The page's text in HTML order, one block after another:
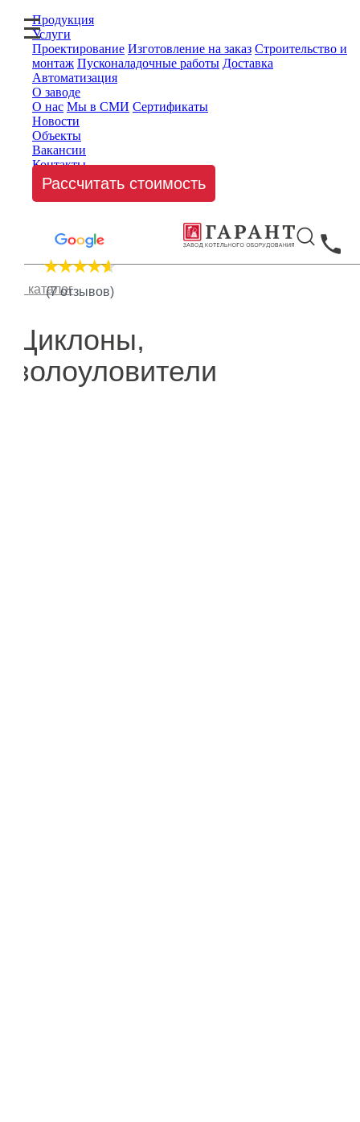
Продукция
Услуги
Проектирование Изготовление на заказ Строительство и
монтаж Пусконаладочные работы Доставка
Автоматизация
О заводе
О нас Мы в СМИ Сертификаты
Новости
Объекты
Вакансии
Контакты
Рассчитать стоимость
(7 отзывов)
В каталог
Циклоны,
золоуловители